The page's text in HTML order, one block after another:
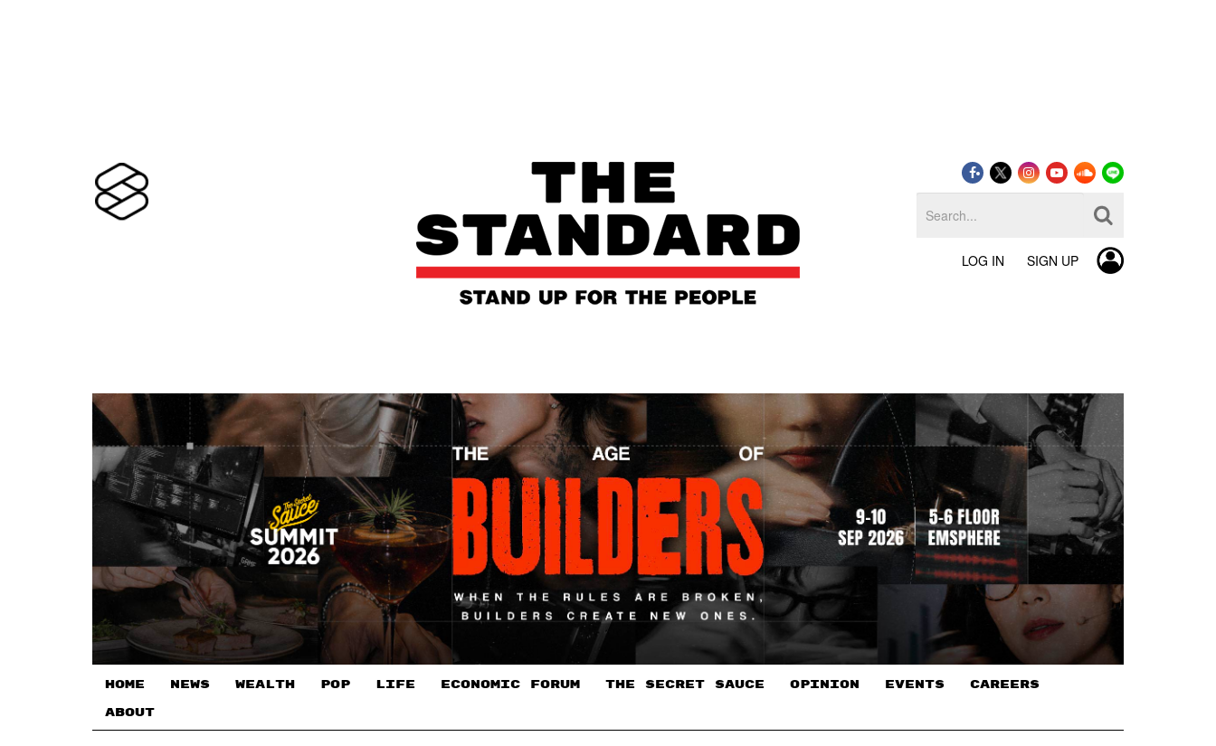
LOG IN SIGN UP
HOME NEWS WEALTH POP LIFE ECONOMIC FORUM THE SECRET SAUCE​ OPINION EVENTS CAREERS
ABOUT